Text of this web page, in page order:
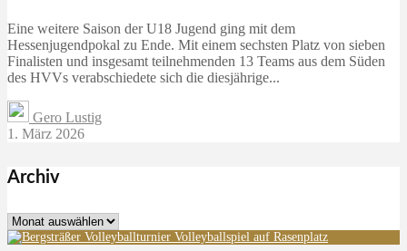
Eine weitere Saison der U18 Jugend ging mit dem
Hessenjugendpokal zu Ende. Mit einem sechsten Platz von sieben
Finalisten und insgesamt teilnehmenden 13 Teams aus dem Süden
des HVVs verabschiedete sich die diesjährige...
Gero Lustig
1. März 2026
Archiv
Archiv